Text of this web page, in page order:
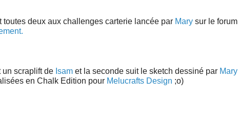
toutes deux aux challenges carterie lancée par Mary sur le forum
un scraplift de Isam et la seconde suit le sketch dessiné par Mary
en Chalk Edition pour Melucrafts Design ;o)